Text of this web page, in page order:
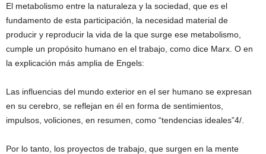
El metabolismo entre la naturaleza y la sociedad, que es el
fundamento de esta participación, la necesidad material de
producir y reproducir la vida de la que surge ese metabolismo,
cumple un propósito humano en el trabajo, como dice Marx. O en
la explicación más amplia de Engels:
Las influencias del mundo exterior en el ser humano se expresan
en su cerebro, se reflejan en él en forma de sentimientos,
impulsos, voliciones, en resumen, como “tendencias ideales”4/.
Por lo tanto, los proyectos de trabajo, que surgen en la mente